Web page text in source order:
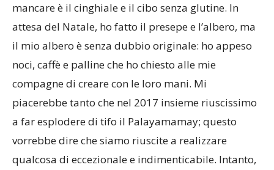
mancare è il cinghiale e il cibo senza glutine. In
attesa del Natale, ho fatto il presepe e l’albero, ma
il mio albero è senza dubbio originale: ho appeso
noci, caffè e palline che ho chiesto alle mie
compagne di creare con le loro mani. Mi
piacerebbe tanto che nel 2017 insieme riuscissimo
a far esplodere di tifo il Palayamamay; questo
vorrebbe dire che siamo riuscite a realizzare
qualcosa di eccezionale e indimenticabile. Intanto,